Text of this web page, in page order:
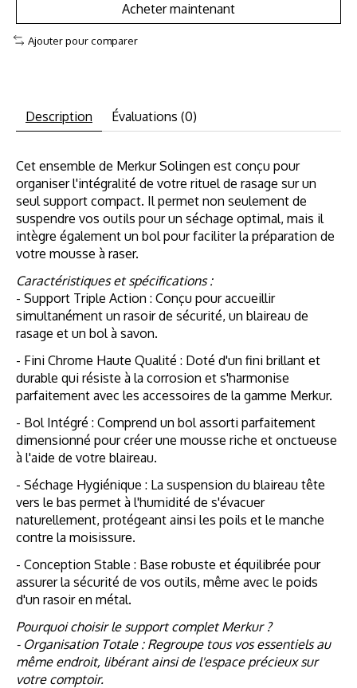
Acheter maintenant
Ajouter pour comparer
Description Évaluations (0)
Cet ensemble de Merkur Solingen est conçu pour
organiser l'intégralité de votre rituel de rasage sur un
seul support compact. Il permet non seulement de
suspendre vos outils pour un séchage optimal, mais il
intègre également un bol pour faciliter la préparation de
votre mousse à raser.
Caractéristiques et spécifications :
- Support Triple Action : Conçu pour accueillir
simultanément un rasoir de sécurité, un blaireau de
rasage et un bol à savon.
- Fini Chrome Haute Qualité : Doté d'un fini brillant et
durable qui résiste à la corrosion et s'harmonise
parfaitement avec les accessoires de la gamme Merkur.
- Bol Intégré : Comprend un bol assorti parfaitement
dimensionné pour créer une mousse riche et onctueuse
à l'aide de votre blaireau.
- Séchage Hygiénique : La suspension du blaireau tête
vers le bas permet à l'humidité de s'évacuer
naturellement, protégeant ainsi les poils et le manche
contre la moisissure.
- Conception Stable : Base robuste et équilibrée pour
assurer la sécurité de vos outils, même avec le poids
d'un rasoir en métal.
Pourquoi choisir le support complet Merkur ?
- Organisation Totale : Regroupe tous vos essentiels au
même endroit, libérant ainsi de l'espace précieux sur
votre comptoir.